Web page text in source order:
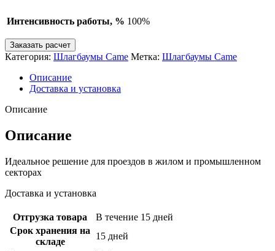
Интенсивность работы, % 100%
Заказать расчет
Категория: Шлагбаумы Came Метка: Шлагбаумы Came
Описание
Доставка и установка
Описание
Описание
Идеальное решение для проездов в жилом и промышленном
секторах
Доставка и установка
Отгрузка товара
В течение 15 дней
Срок хранения на
складе
15 дней